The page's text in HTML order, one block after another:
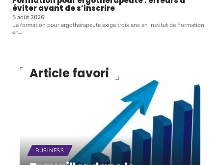
éviter avant de s’inscrire
5 août 2026
La formation pour ergothérapeute exige trois ans en Institut de Formation
en…
Article favori
BUSINESS